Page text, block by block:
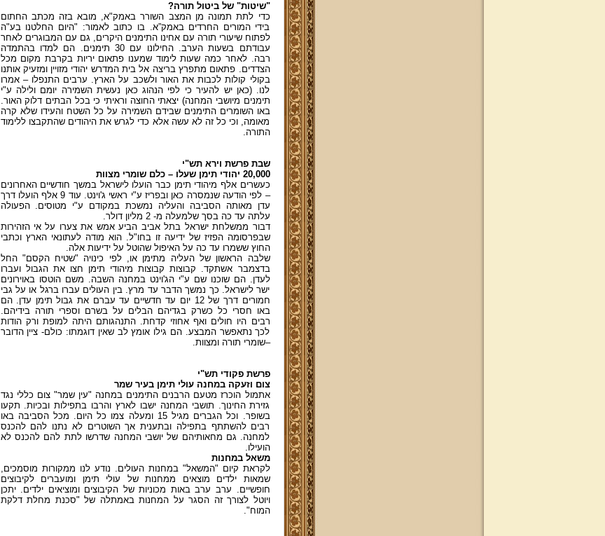
"שיטות" של ביטול תורה?
כדי לתת תמונה מן המצב השורר באמק"א, מובא בזה מכתב החתום
בידי המורים החרדים באמק”א. בו כתוב לאמור: "היום החלטנו בע"ה
לפתוח שיעורי תורה עם אחינו התימנים היקרים, גם עם המבוגרים לאחר
עבודתם בשעות הערב. החילונו עם 30 תימנים. הם למדו בהתמדה
רבה. לאחר כמה שעות לימוד שמענו פתאום יריות בקרבת מקום מכל
הצדדים. פתאום מתפרץ בריצה אל בית המדרש יהודי מזויין ומזעיק אותנו
בקולי קולות לכבות את האור ולשכב על הארץ. ערבים התנפלו – אמרו
לנו. (כאן יש להעיר כי לפי הנהוג כאן נעשית השמירה יומם ולילה ע"י
תימנים מיושבי המחנה) יצאתי החוצה וראיתי כי בכל הבתים דלוק האור.
באו השומרים התימנים שבידם השמירה על כל השטח והעידו שלא קרה
מאומה, וכי כל זה לא עשה אלא כדי לגרש את היהודים שהתקבצו ללימוד
התורה.
שבת פרשת וירא תש"י
20,000 יהודי תימן שעלו – כלם שומרי מצוות
כעשרים אלף מיהודי תימן כבר הועלו לישראל במשך חודשיים האחרונים
– לפי הודעה שנמסרה כאן ובפריז ע"י ראשי ג'וינט. עוד 9 אלף הועלו דרך
עדן מאותה הסביבה והעליה נמשכת במקודם ע"י מטוסים. הפעולה
עלתה עד כה בסך שלמעלה מ- 2 מליון דולר.
דבור ממשלחת ישראל בתל אביב הביע אמש את צערו על אי הזהירות
שבפרסומה הפזיז של ידיעה זו בחו"ל. הוא מודה לעתונאי הארץ וכתבי
החוץ ששמרו עד כה על האיפול שהוטל על ידיעות אלה.
שלבה הראשון של העליה מתימן או, לפי כינויה "שטיח הקסם" החל
בדצמבר אשתקד. קבוצות קבוצות מיהודי תימן חצו את הגבול ועברו
לעדן. הם שוכנו שם ע"י הג'וינט במחנה השבה. משם הוטסו באוירונים
ישר לישראל. כך נמשך הדבר עד מרץ. בין העולים עברו ברגל או על גבי
חמורים דרך של 12 יום עד חדשיים עד עברם את גבול תימן עדן. הם
באו חסרי כל כשרק בגדיהם הבלים על בשרם וספרי תורה בידיהם.
רבים היו חולים ואף אחוזי קדחת. התנהגותם היתה למופת ורק הודות
לכך נתאפשר המבצע. הם גילו אומץ לב שאין דוגמתו: כולם- ציין הדובר
–שומרי תורה ומצוות.
פרשת פקודי תש"י
צום וזעקה במחנה עולי תימן בעיר שמר
אתמול הוכרז מטעם הרבנים התימנים במחנה "עין שמר" צום כללי נגד
גזירת החינוך. תושבי המחנה ישבו לארץ והרבו בתפילות ובכיות. תקעו
בשופר. וכל הגברים מגיל 15 ומעלה צמו כל היום. מכל הסביבה באו
רבים להשתתף בתפילה ובתענית אך השוטרים לא נתנו להם להכנס
למחנה. גם מחאותיהם של יושבי המחנה שדרשו לתת להם להכנס לא
הועילו.
משאל במחנות
לקראת קיום "המשאל" במחנות העולים. נודע לנו ממקורות מוסמכים,
שמאות ילדים מוצאים ממחנות של עולי תימן ומועברים לקיבוצים
חופשיים. ערב ערב באות מכוניות של הקיבוצים ומוציאים ילדים. יתכן
ויוטל לצורך זה הסגר על המחנות באמתלה של "סכנת מחלת דלקת
המוח".